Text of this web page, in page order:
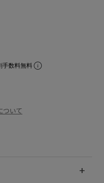
手数料無料
ついて